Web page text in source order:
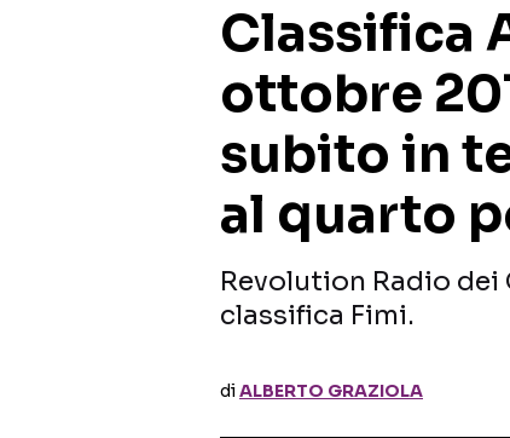
Classifica
ottobre
subito in
al quarto
Revolution Radio dei
classifica Fimi.
diALBERTO GRAZIOLA